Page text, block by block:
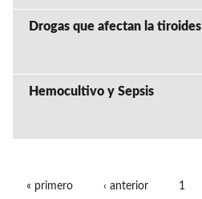
Drogas que afectan la tiroides
Hemocultivo y Sepsis
« primero ‹ anterior 1